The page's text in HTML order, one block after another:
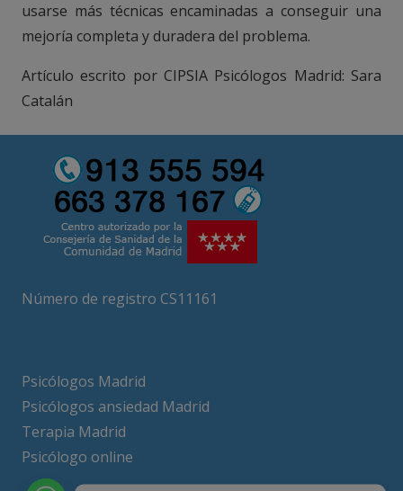
usarse más técnicas encaminadas a conseguir una
mejoría completa y duradera del problema.
Artículo escrito por CIPSIA Psicólogos Madrid: Sara
Catalán
Número de registro CS11161
Psicólogos Madrid
Psicólogos ansiedad Madrid
Terapia Madrid
Psicólogo online